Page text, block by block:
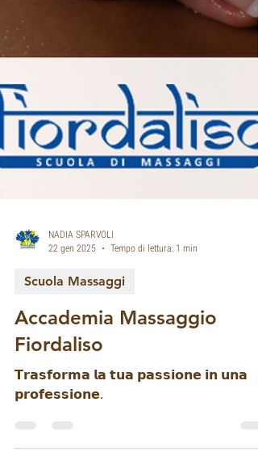
22 gen 2025
Tempo di lettura: 1 min
Scuola Massaggi
Accademia Massaggio
Fiordaliso
𝗽𝗿𝗼𝗳𝗲𝘀𝘀𝗶𝗼𝗻𝗲.